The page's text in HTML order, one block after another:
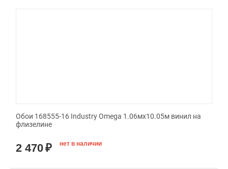
Обои 168555-16 Industry Omega 1.06мx10.05м винил на
флизелине
2 470₽ нет в наличии